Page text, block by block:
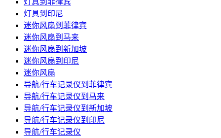
灯具到菲律宾
灯具到印尼
迷你风扇到菲律宾
迷你风扇到马来
迷你风扇到新加坡
迷你风扇到印尼
迷你风扇
导航/行车记录仪到菲律宾
导航/行车记录仪到马来
导航/行车记录仪到新加坡
导航/行车记录仪到印尼
导航/行车记录仪